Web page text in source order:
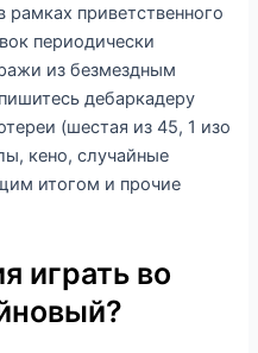
приветственного
периодически
из безмездным
дебаркадеру
(шестая из 45, 1 изо
кено, случайные
итогом и прочие
играть во